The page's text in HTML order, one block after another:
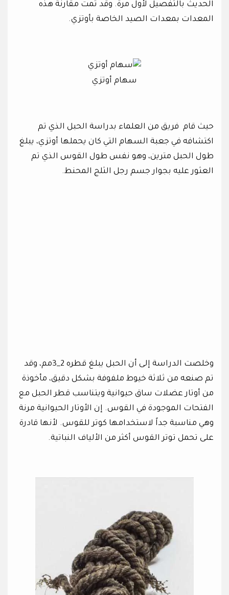
الحديث بالتفصيل لأول مرة. وقد تمت مقارنة هذه
المعدات بمعدات الصيد الخاصة بأوتزي.
سهام أوتزي
حيث قام فريق من العلماء بدراسة الحبل الذي تم
اكتشافه في جعبة السهام التي كان يحملها أوتزي، يبلغ
طول الحبل مترين، وهو نفس طول القوس الذي تم
العثور عليه بجوار جسم رجل الثلج المحنط.
وخلصت الدراسة إلى أن الحبل يبلغ قطره 2_3مم، وقد
تم صنعه من ثلاثة خيوط ملفوفة بشكل دقيق، مأخوذة
من أوتار عضلات ساق حيوانية ويتناسب قطر الحبل مع
الفتحات الموجودة في القوس. إن الأوتار الحيوانية مرنة
وهي مناسبة جداً لاستخدامها كوتر للقوس. لأنها قادرة
على تحمل توتر القوس أكثر من الألياف النباتية.